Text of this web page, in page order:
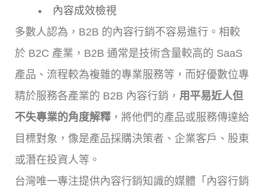
內容成效檢視
多數人認為，B2B 的內容行銷不容易進行。相較
於 B2C 產業，B2B 通常是技術含量較高的 SaaS
產品、流程較為複雜的專業服務等，而好優數位專
精於服務各產業的 B2B 內容行銷， 用平易近人但
不失專業的角度解釋 ，將他們的產品或服務傳達給
目標對象，像是產品採購決策者、企業客戶、股東
或潛在投資人等。
台灣唯一專注提供內容行銷知識的媒體「內容行銷